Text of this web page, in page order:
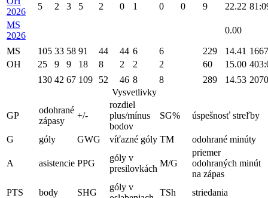
MS 105 33 58 91 44 44 6 6 229 14.41
OH
25 9 9 18 8 2 2 2 60 15.00
130 42 67 109 52 46 8 8 289 14.53
2026
5 2 3 5 2 0 1 0 0 9 22.22
MS
2026
0.00
Vysvetlivky
GP
odohrané
zápasy
+/-
rozdiel
plus/mínus
bodov
SG% úspešnosť streľby
G góly GWG víťazné góly TM odohrané minúty
A asistencie PPG
góly v
presilovkách
M/G
priemer
odohraných minút
na zápas
PTS
body SHG
góly v
TSh striedania